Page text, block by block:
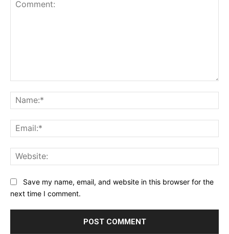
Save my name, email, and website in this browser for the
next time I comment.